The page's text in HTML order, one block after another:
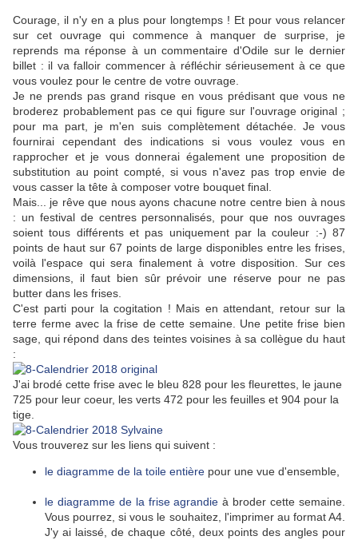
Courage, il n'y en a plus pour longtemps ! Et pour vous relancer
sur cet ouvrage qui commence à manquer de surprise, je
reprends ma réponse à un commentaire d'Odile sur le dernier
billet : il va falloir commencer à réfléchir sérieusement à ce que
vous voulez pour le centre de votre ouvrage.
Je ne prends pas grand risque en vous prédisant que vous ne
broderez probablement pas ce qui figure sur l'ouvrage original ;
pour ma part, je m'en suis complètement détachée. Je vous
fournirai cependant des indications si vous voulez vous en
rapprocher et je vous donnerai également une proposition de
substitution au point compté, si vous n'avez pas trop envie de
vous casser la tête à composer votre bouquet final.
Mais... je rêve que nous ayons chacune notre centre bien à nous
: un festival de centres personnalisés, pour que nos ouvrages
soient tous différents et pas uniquement par la couleur :-) 87
points de haut sur 67 points de large disponibles entre les frises,
voilà l'espace qui sera finalement à votre disposition. Sur ces
dimensions, il faut bien sûr prévoir une réserve pour ne pas
butter dans les frises.
C'est parti pour la cogitation ! Mais en attendant, retour sur la
terre ferme avec la frise de cette semaine. Une petite frise bien
sage, qui répond dans des teintes voisines à sa collègue du haut
:
J'ai brodé cette frise avec le bleu 828 pour les fleurettes, le jaune
725 pour leur coeur, les verts 472 pour les feuilles et 904 pour la
tige.
Vous trouverez sur les liens qui suivent :
le diagramme de la toile entière pour une vue d'ensemble,
le diagramme de la frise agrandie à broder cette semaine.
Vous pourrez, si vous le souhaitez, l'imprimer au format A4.
J'y ai laissé, de chaque côté, deux points des angles pour